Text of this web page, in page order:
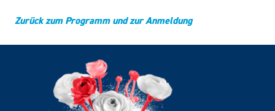
Zurück zum Programm und zur Anmeldung